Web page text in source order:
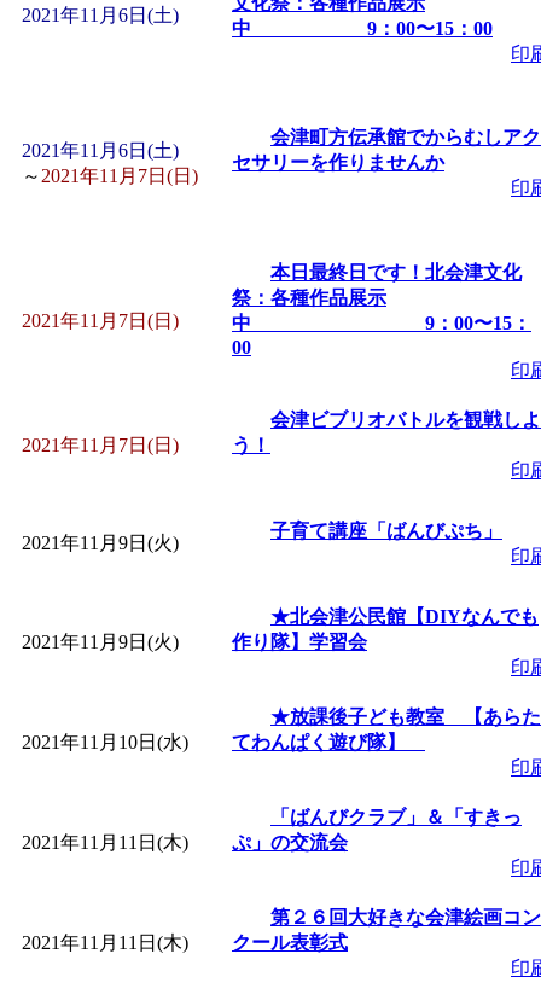
2021年11月6日(土)
中 9：00〜15：00
印
2021年11月6日(土)
～ 2021年11月7日(日)
会津町方伝承館でからむしアク
セサリーを作りませんか
印
2021年11月7日(日)
本日最終日です！北会津文化
祭：各種作品展示
中 9：00〜15：
00
印
2021年11月7日(日)
会津ビブリオバトルを観戦しよ
う！
印
2021年11月9日(火)
子育て講座「ばんびぷち」
印
2021年11月9日(火)
★北会津公民館【DIYなんでも
作り隊】学習会
印
2021年11月10日(水)
★放課後子ども教室 【あらた
てわんぱく遊び隊】
印
2021年11月11日(木)
「ばんびクラブ」＆「すきっ
ぷ」の交流会
印
2021年11月11日(木)
第２６回大好きな会津絵画コン
クール表彰式
印